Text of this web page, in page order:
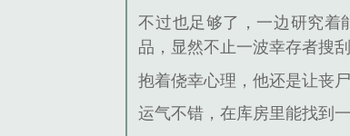
不过也足够了，一边研究着
品，显然不止一波幸存者搜刮
抱着侥幸心理，他还是让丧
运气不错，在库房里能找到